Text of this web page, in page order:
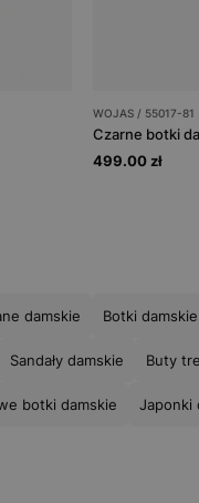
WOJAS / 55017-81
Czarne botki
499.00 zł
damskie Botki damskie
Sandały damskie Buty
botki damskie Japonki